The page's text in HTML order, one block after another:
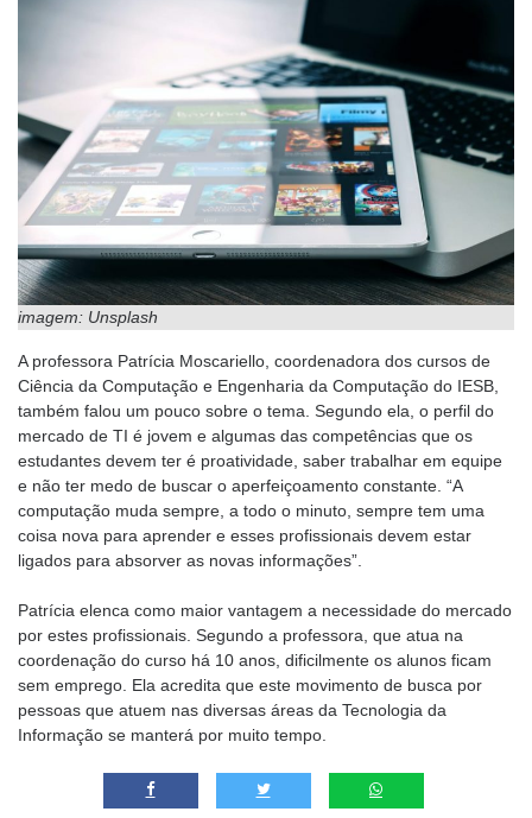
imagem: Unsplash
A professora Patrícia Moscariello, coordenadora dos cursos de
Ciência da Computação e Engenharia da Computação do IESB,
também falou um pouco sobre o tema. Segundo ela, o perfil do
mercado de TI é jovem e algumas das competências que os
estudantes devem ter é proatividade, saber trabalhar em equipe
e não ter medo de buscar o aperfeiçoamento constante. “A
computação muda sempre, a todo o minuto, sempre tem uma
coisa nova para aprender e esses profissionais devem estar
ligados para absorver as novas informações”.
Patrícia elenca como maior vantagem a necessidade do mercado
por estes profissionais. Segundo a professora, que atua na
coordenação do curso há 10 anos, dificilmente os alunos ficam
sem emprego. Ela acredita que este movimento de busca por
pessoas que atuem nas diversas áreas da Tecnologia da
Informação se manterá por muito tempo.